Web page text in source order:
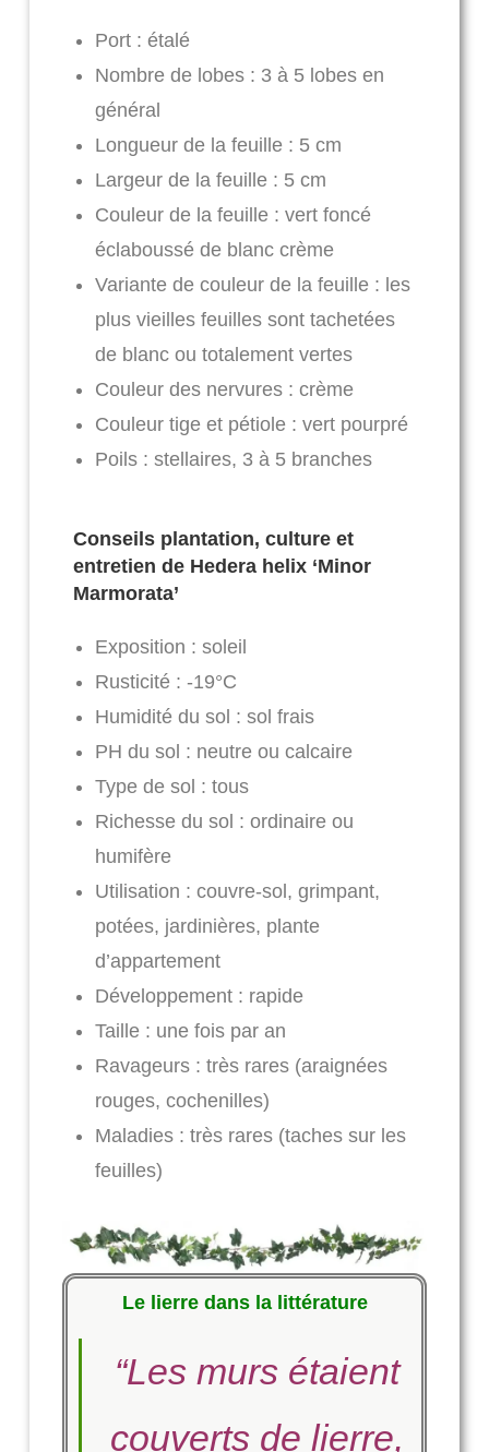
Port : étalé
Nombre de lobes : 3 à 5 lobes en
général
Longueur de la feuille : 5 cm
Largeur de la feuille : 5 cm
Couleur de la feuille : vert foncé
éclaboussé de blanc crème
Variante de couleur de la feuille : les
plus vieilles feuilles sont tachetées
de blanc ou totalement vertes
Couleur des nervures : crème
Couleur tige et pétiole : vert pourpré
Poils : stellaires, 3 à 5 branches
Conseils plantation, culture et
entretien de Hedera helix ‘Minor
Marmorata’
Exposition : soleil
Rusticité : -19°C
Humidité du sol : sol frais
PH du sol : neutre ou calcaire
Type de sol : tous
Richesse du sol : ordinaire ou
humifère
Utilisation : couvre-sol, grimpant,
potées, jardinières, plante
d’appartement
Développement : rapide
Taille : une fois par an
Ravageurs : très rares (araignées
rouges, cochenilles)
Maladies : très rares (taches sur les
feuilles)
Le lierre dans la littérature
“Les murs étaient
couverts de lierre,